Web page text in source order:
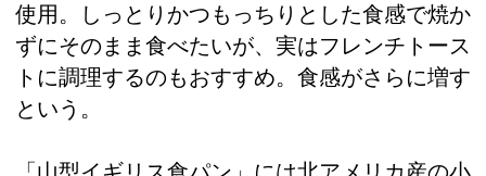
使用。しっとりかつもっちりとした食感で焼か
ずにそのまま食べたいが、実はフレンチトース
トに調理するのもおすすめ。食感がさらに増す
という。